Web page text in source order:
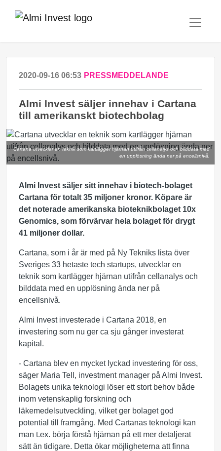
2020-09-16 06:53 PRESSMEDDELANDE
Almi Invest säljer innehav i Cartana
till amerikanskt biotechbolag
Cartana utvecklar en teknik som kartlägger hjärnan utifrån cellanalys och bilddata med
en upplösning ända ner på encellsnivå.
Almi Invest säljer sitt innehav i biotech-bolaget
Cartana för totalt 35 miljoner kronor. Köpare är
det noterade amerikanska bioteknikbolaget 10x
Genomics, som förvärvar hela bolaget för drygt
41 miljoner dollar.
Cartana, som i år är med på Ny Tekniks lista över
Sveriges 33 hetaste tech startups, utvecklar en
teknik som kartlägger hjärnan utifrån cellanalys och
bilddata med en upplösning ända ner på
encellsnivå.
Almi Invest investerade i Cartana 2018, en
investering som nu ger ca sju gånger investerat
kapital.
- Cartana blev en mycket lyckad investering för oss,
säger Maria Tell, investment manager på Almi Invest.
Bolagets unika teknologi löser ett stort behov både
inom vetenskaplig forskning och
läkemedelsutveckling, vilket ger bolaget god
potential till framgång. Med Cartanas teknologi kan
man t.ex. börja förstå hjärnan på ett mer detaljerat
sätt än tidigare. Detta ökar möjligheterna att finna